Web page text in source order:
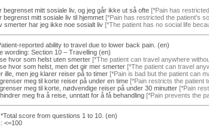
begrenset mitt sosiale liv, og jeg går ikke ut så ofte [*Pain has
begrenst mitt sosiale liv til hjemmet [*Pain has restricted the patient's
smerter har jeg ikke noe sosialt liv [*The patient has no social life
reported ability to travel due to lower back pain. (en)
wording: Section 10 – Travelling (en)
hvor som helst uten smerter [*The patient can travel anywhere
hvor som helst, men det gir mer smerter [*The patient can travel
ille, men jeg klarer reiser på to timer [*Pain is bad but the patient can
meg til korte reiser på under en time [*Pain restricts the patient
meg til korte, nødvendige reiser på under 30 minutter [*Pain
meg fra å reise, unntatt for å få behandling [*Pain prevents the
score from questions 1 to 10. (en)
<=100